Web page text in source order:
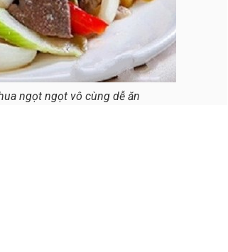
ngọt ngọt vô cùng dễ ăn